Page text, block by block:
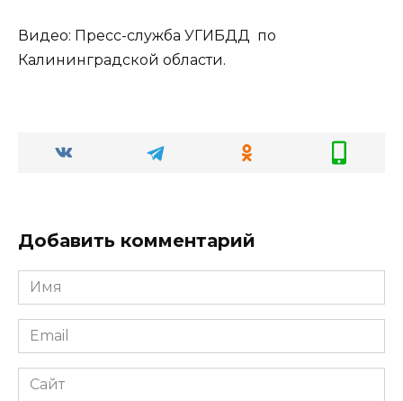
Видео: Пресс-служба УГИБДД по
Калининградской области.
Добавить комментарий
Имя
Email
Сайт